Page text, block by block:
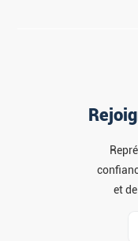
et